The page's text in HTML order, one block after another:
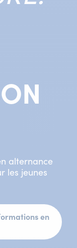
alternance
les jeunes
en